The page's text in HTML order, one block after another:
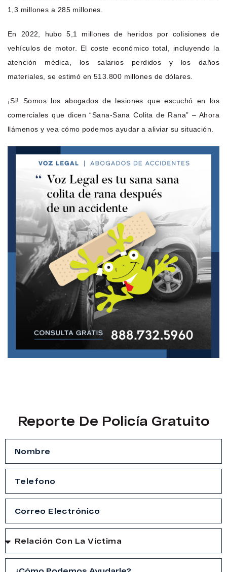
1,3 millones a 285 millones.
En 2022, hubo 5,1 millones de heridos por colisiones de
vehículos de motor. El coste económico total, incluyendo la
atención médica, los salarios perdidos y los daños
materiales, se estimó en 513.800 millones de dólares.
¡Si! Somos los abogados de lesiones que escuchó en los
comerciales que dicen “Sana-Sana Colita de Rana” – Ahora
llámenos y vea cómo podemos ayudar a aliviar su situación.
Reporte De Policía Gratuito